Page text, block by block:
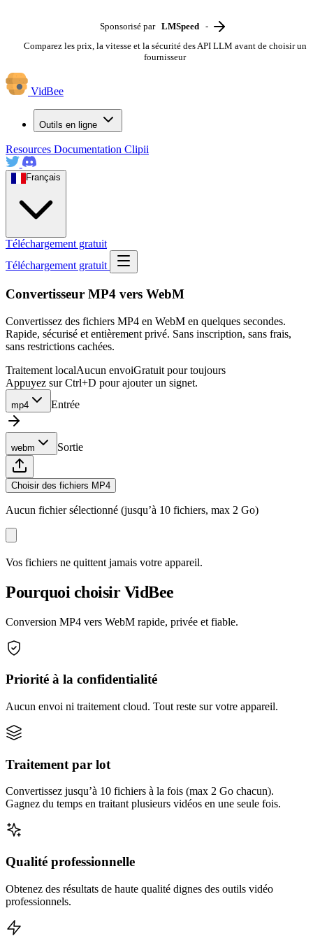
Sponsorisé par LMSpeed
-
Comparez les prix, la vitesse et la sécurité des API LLM avant de choisir un
fournisseur
VidBee
Outils en ligne
Resources Documentation Clipii
Français
Téléchargement gratuit
Téléchargement gratuit
Convertisseur MP4 vers WebM
Convertissez des fichiers MP4 en WebM en quelques secondes.
Rapide, sécurisé et entièrement privé. Sans inscription, sans frais,
sans restrictions cachées.
Traitement localAucun envoiGratuit pour toujours
Appuyez sur Ctrl+D pour ajouter un signet.
mp4 Entrée
webm Sortie
Choisir des fichiers MP4
Aucun fichier sélectionné (jusqu’à 10 fichiers, max 2 Go)
Vos fichiers ne quittent jamais votre appareil.
Pourquoi choisir VidBee
Conversion MP4 vers WebM rapide, privée et fiable.
Priorité à la confidentialité
Aucun envoi ni traitement cloud. Tout reste sur votre appareil.
Traitement par lot
Convertissez jusqu’à 10 fichiers à la fois (max 2 Go chacun).
Gagnez du temps en traitant plusieurs vidéos en une seule fois.
Qualité professionnelle
Obtenez des résultats de haute qualité dignes des outils vidéo
professionnels.